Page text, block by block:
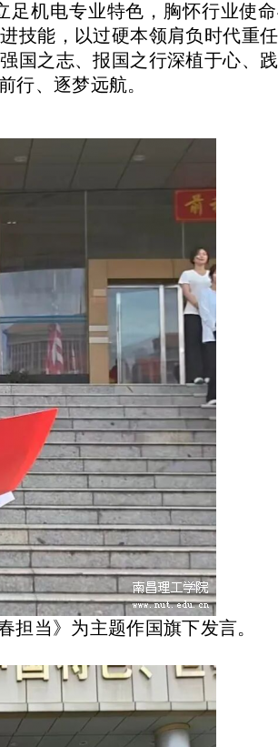
足机电专业特色，胸怀行业使
技能，以过硬本领肩负时代重任
国之志、报国之行深植于心、践
行、逐梦远航。
担当》为主题作国旗下发言。